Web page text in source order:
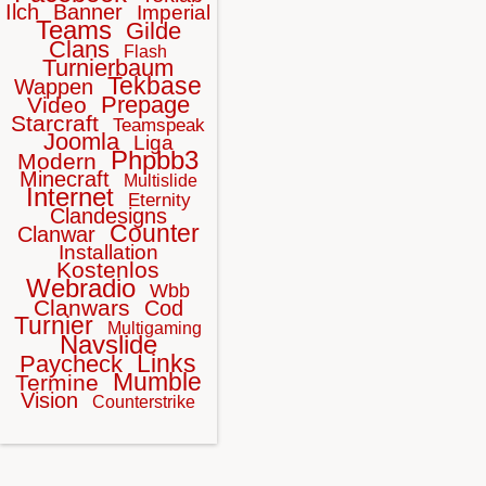
Ilch Banner Imperial
Teams Gilde
Clans Flash
Turnierbaum
Wappen Tekbase
Video Prepage
Starcraft Teamspeak
Joomla Liga
Modern Phpbb3
Minecraft Multislide
Internet Eternity
Clandesigns
Clanwar Counter
Installation
Kostenlos
Webradio Wbb
Clanwars Cod
Turnier Multigaming
Navslide
Paycheck Links
Termine Mumble
Vision Counterstrike